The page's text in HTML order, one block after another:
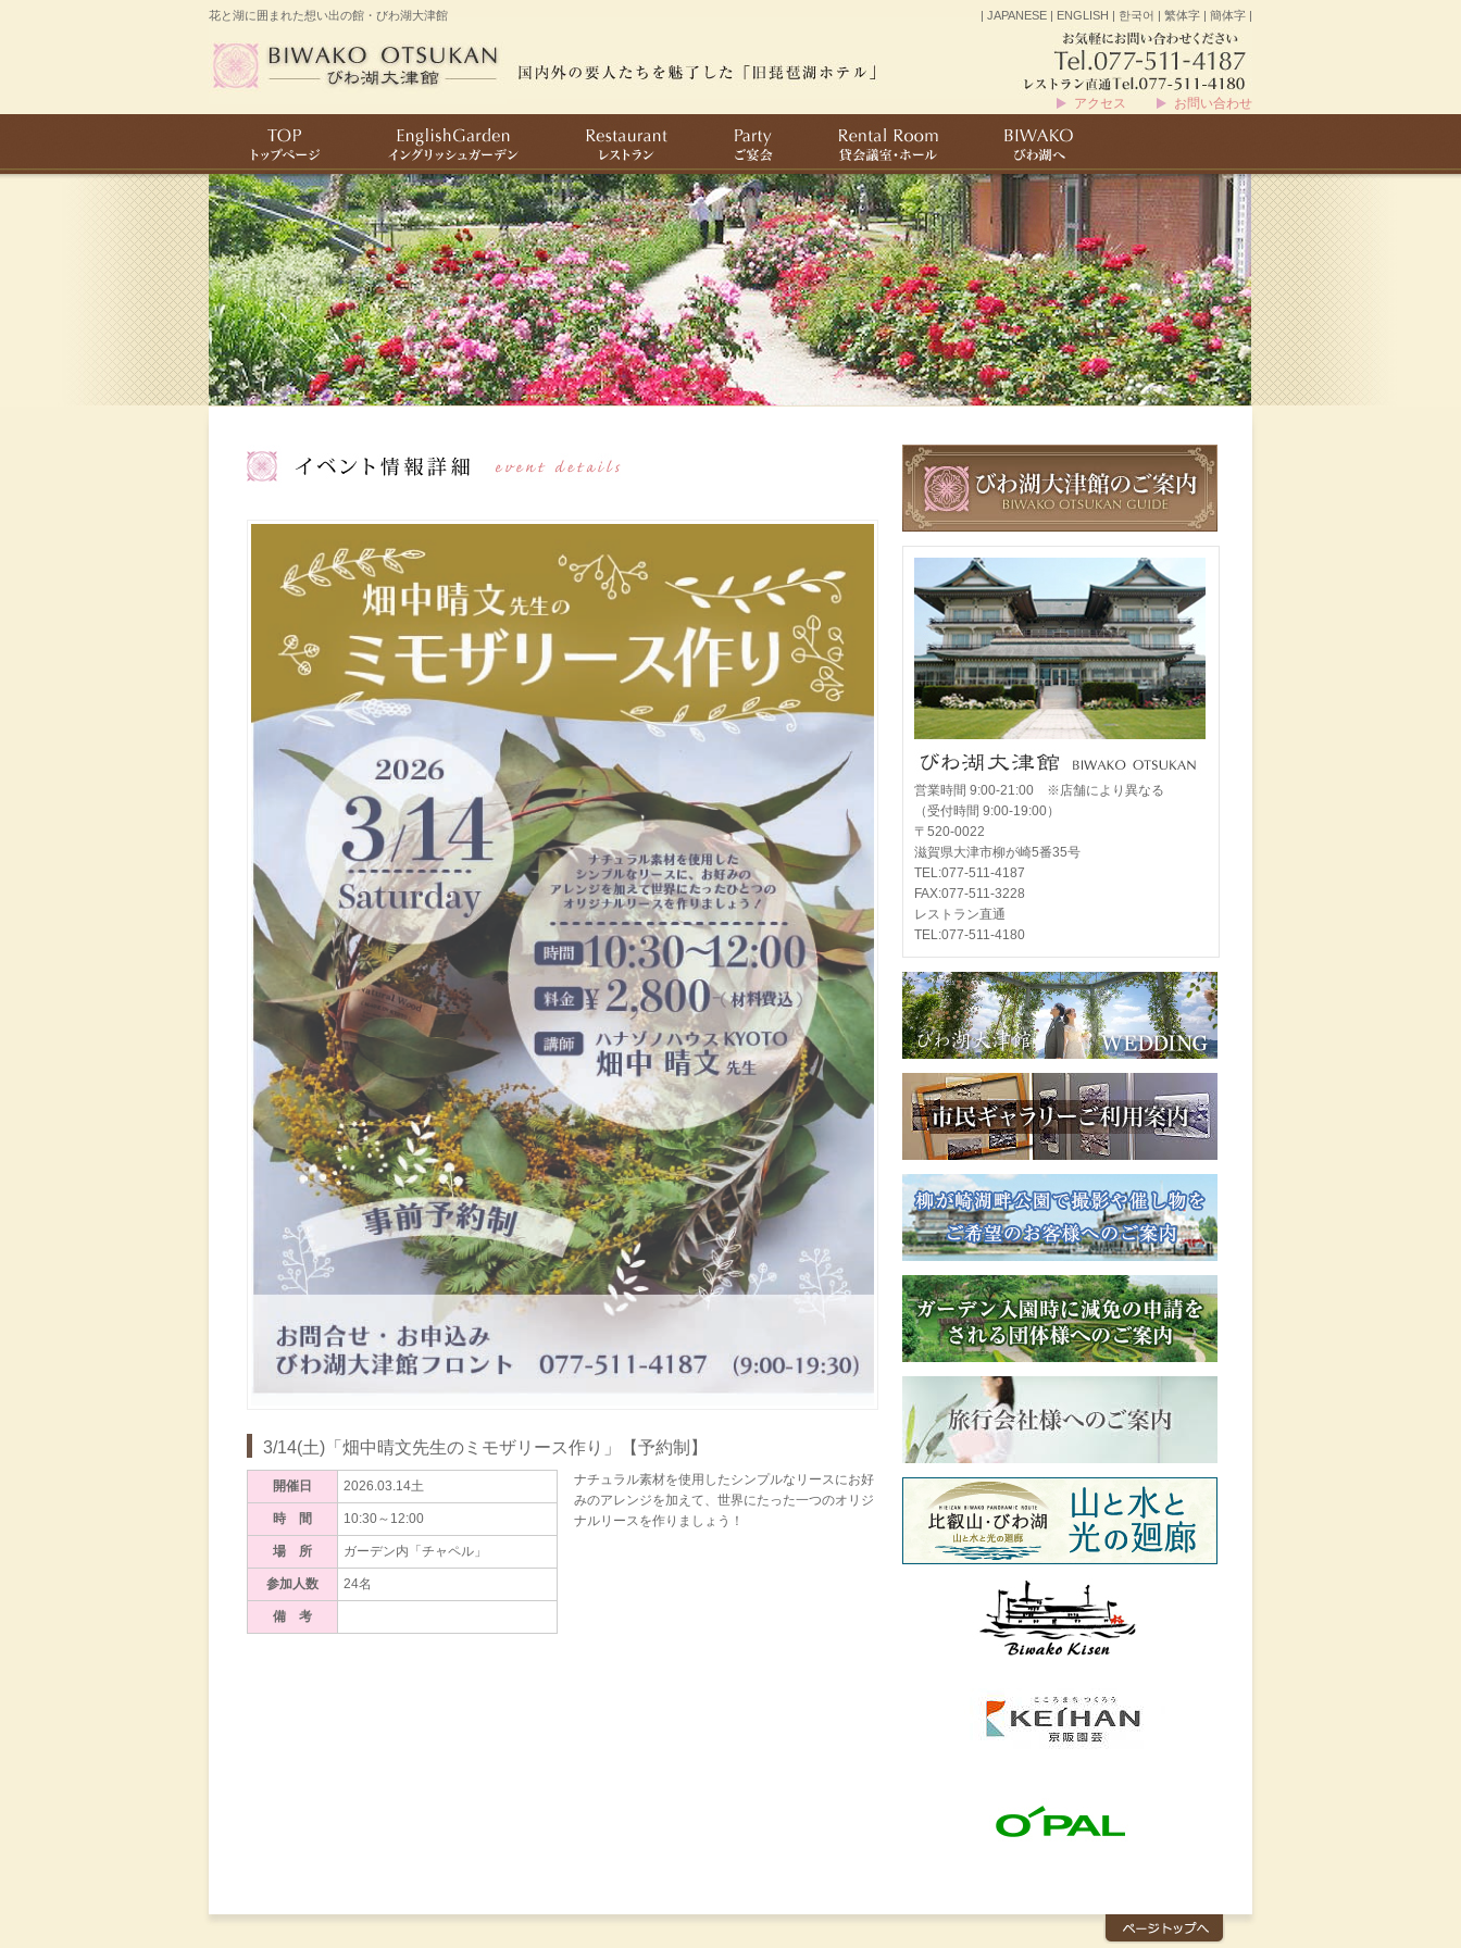
花と湖に囲まれた想い出の館・びわ湖大津館 | JAPANESE | ENGLISH | 한국어 | 繁体字 | 簡体字 |
アクセス お問い合わせ
3/14(土)「畑中晴文先生のミモザリース作り」【予約制】
開催日 2026.03.14土
時 間 10:30～12:00
場 所 ガーデン内「チャペル」
参加人数 24名
備 考
ナチュラル素材を使用したシンプルなリースにお好
みのアレンジを加えて、世界にたった一つのオリジ
ナルリースを作りましょう！
営業時間 9:00-21:00 ※店舗により異なる
（受付時間 9:00-19:00）
〒520-0022
滋賀県大津市柳が崎5番35号
TEL:077-511-4187
FAX:077-511-3228
レストラン直通
TEL:077-511-4180